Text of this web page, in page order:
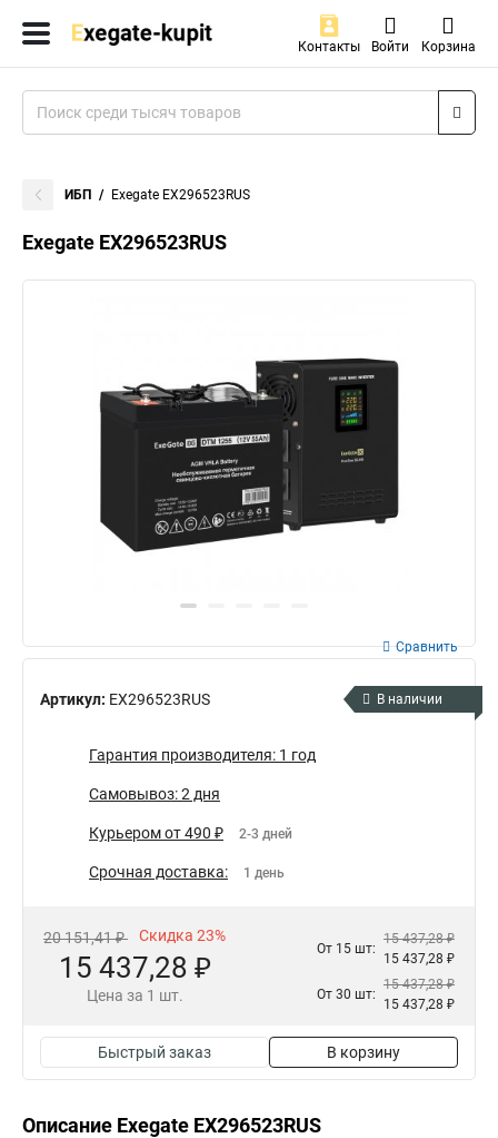
Контакты Войти Корзина
ИБП Exegate EX296523RUS
Exegate EX296523RUS
Артикул: EX296523RUS
Сравнить
В наличии
Гарантия производителя: 1 год
Самовывоз: 2 дня
Курьером от 490 ₽ 2-3 дней
Срочная доставка: 1 день
20 151,41 ₽ Скидка 23%
15 437,28 ₽
Цена за 1 шт.
От 15 шт:
15 437,28 ₽
15 437,28 ₽
От 30 шт:
15 437,28 ₽
15 437,28 ₽
Быстрый заказ В корзину
Описание Exegate EX296523RUS